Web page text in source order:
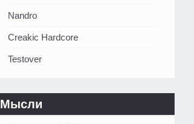
Nandro
Creakic Hardcore
Testover
Мысли